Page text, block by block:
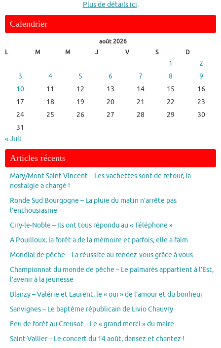
Plus de détails ici.
Calendrier
août 2026
L
M M J V S D
1
2
3
4 5 6 7 8
9
10
11 12 13 14 15
16
17
18 19 20 21 22
23
24
25 26 27 28 29
30
31
« Juil
Articles récents
Mary/Mont-Saint-Vincent – Les vachettes sont de retour, la
nostalgie a chargé !
Ronde Sud Bourgogne – La pluie du matin n’arrête pas
l’enthousiasme
Ciry-le-Noble – Ils ont tous répondu au « Téléphone »
A Pouilloux, la forêt a de la mémoire et parfois, elle a faim
Mondial de pêche – La réussite au rendez-vous grâce à vous
Championnat du monde de pêche – Le palmarès appartient à l’Est,
l’avenir à la jeunesse
Blanzy – Valérie et Laurent, le « oui » de l’amour et du bonheur
Sanvignes – Le baptême républicain de Livio Chauvry
Feu de forêt au Creusot – Le « grand merci » du maire
Saint-Vallier – Le concert du 14 août, dansez et chantez !